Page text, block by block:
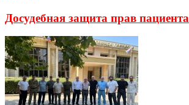
Досудебная защита прав пациента